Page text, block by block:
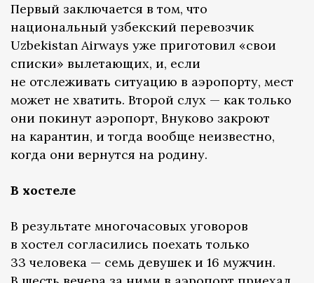
Первый заключается в том, что
национальный узбекский перевозчик
Uzbekistan Airways уже приготовил «свои
списки» вылетающих, и, если
не отслеживать ситуацию в аэропорту, мест
может не хватить. Второй слух — как только
они покинут аэропорт, Внуково закроют
на карантин, и тогда вообще неизвестно,
когда они вернутся на родину.
В хостеле
В результате многочасовых уговоров
в хостел согласились поехать только
33 человека — семь девушек и 16 мужчин.